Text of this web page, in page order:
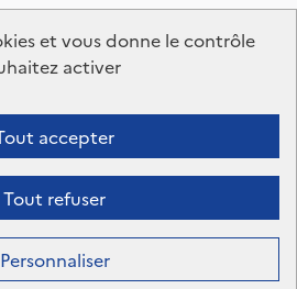
et vous donne le contrôle
activer
accepter
Tout refuser
Personnaliser
Recherche FAQ